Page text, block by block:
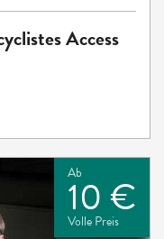
Access
Ab
10 €
Volle Preis